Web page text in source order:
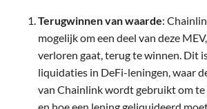
Terugwinnen van waarde:
mogelijk om een deel van deze
verloren gaat, terug te winnen. Dit
liquidaties in DeFi-leningen, waar
van Chainlink wordt gebruikt om te